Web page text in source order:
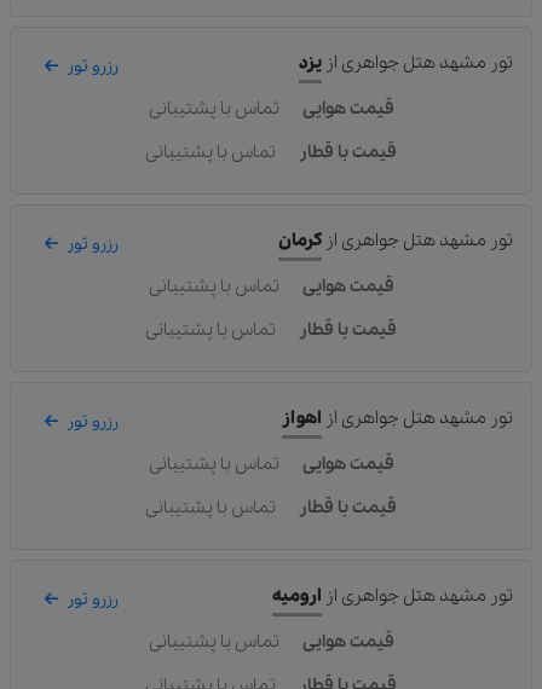
تور مشهد هتل جواهری از یزد رزرو تور
قیمت هوایی
تماس با پشتیبانی
قیمت با قطار
تماس با پشتیبانی
تور مشهد هتل جواهری از کرمان رزرو تور
قیمت هوایی
تماس با پشتیبانی
قیمت با قطار
تماس با پشتیبانی
تور مشهد هتل جواهری از اهواز رزرو تور
قیمت هوایی
تماس با پشتیبانی
قیمت با قطار
تماس با پشتیبانی
تور مشهد هتل جواهری از ارومیه رزرو تور
قیمت هوایی
تماس با پشتیبانی